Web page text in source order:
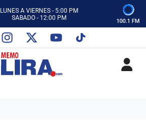
LUNES A VIERNES - 5:00 PM
SABADO - 12:00 PM
CON MEMO LIRA Y SU EQUIPO
LUNES A VIERNES - 5:00 PM
SABADO - 12:00 PM
100.1 FM